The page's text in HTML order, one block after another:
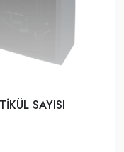
SAYISI